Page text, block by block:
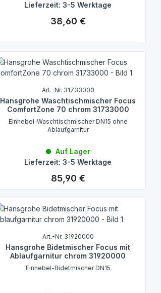
Lieferzeit: 3-5 Werktage
Regulärer Preis:
38,60 €
Art.-Nr. 31733000
Hansgrohe Waschtischmischer Focus
ComfortZone 70 chrom 31733000
Einhebel-Waschtischmischer DN15 ohne
Ablaufgarnitur
Auf Lager
Lieferzeit: 3-5 Werktage
Regulärer Preis:
85,90 €
Art.-Nr. 31920000
Hansgrohe Bidetmischer Focus mit
Ablaufgarnitur chrom 31920000
Einhebel-Bidetmischer DN15